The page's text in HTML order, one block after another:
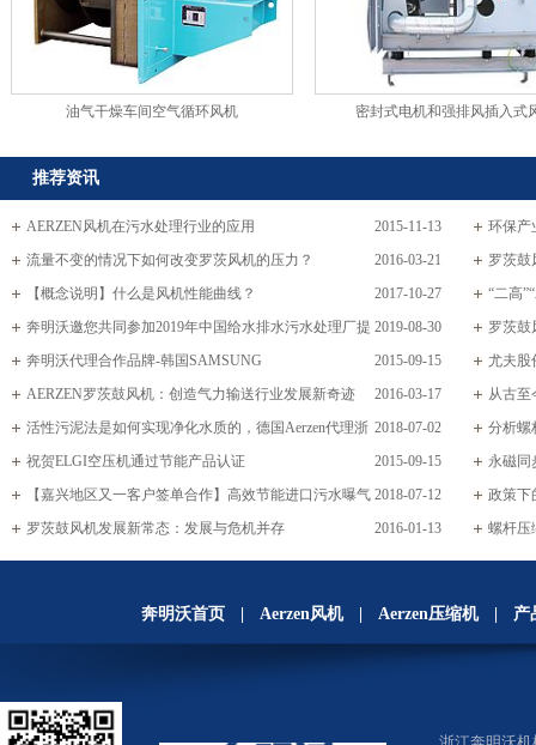
油气干燥车间空气循环风机 密封式电机和强排风插入式
推荐资讯
2015-11-13
AERZEN风机在污水处理行业的应用
环保产
2016-03-21
流量不变的情况下如何改变罗茨风机的压力？
罗茨
2017-10-27
【概念说明】什么是风机性能曲线？
“二高
2019-08-30
奔明沃邀您共同参加2019年中国给水排水污水处理厂提
标改造（污水处理提质增效）千人大会！
罗茨鼓
2015-09-15
奔明沃代理合作品牌-韩国SAMSUNG
尤夫股
2016-03-17
AERZEN罗茨鼓风机：创造气力输送行业发展新奇迹
从古至
2018-07-02
活性污泥法是如何实现净化水质的，德国Aerzen代理浙
江奔眀沃和您一起学习
分析螺
2015-09-15
祝贺ELGI空压机通过节能产品认证
永磁同
2018-07-12
【嘉兴地区又一客户签单合作】高效节能进口污水曝气
风机选择浙江奔明沃德国Aerzen！
政策下
2016-01-13
罗茨鼓风机发展新常态：发展与危机并存 螺杆压
奔明沃首页 Aerzen风机 Aerzen压缩机 产